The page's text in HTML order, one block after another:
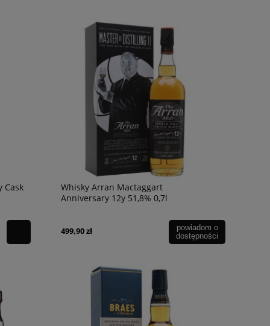
Cask
Whisky Arran Mactaggart
Anniversary 12y 51,8% 0,7l
499,90 zł
powiadom o
dostępności